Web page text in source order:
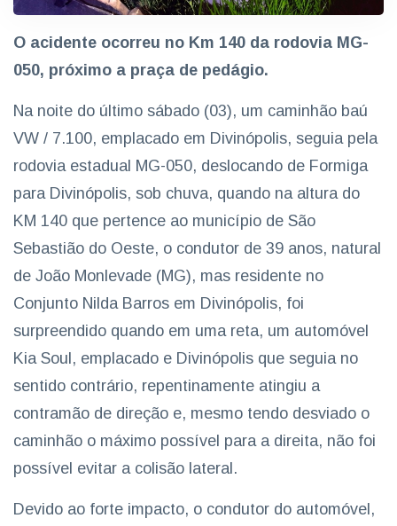
O acidente ocorreu no Km 140 da rodovia MG-
050, próximo a praça de pedágio.
Na noite do último sábado (03), um caminhão baú
VW / 7.100, emplacado em Divinópolis, seguia pela
rodovia estadual MG-050, deslocando de Formiga
para Divinópolis, sob chuva, quando na altura do
KM 140 que pertence ao município de São
Sebastião do Oeste, o condutor de 39 anos, natural
de João Monlevade (MG), mas residente no
Conjunto Nilda Barros em Divinópolis, foi
surpreendido quando em uma reta, um automóvel
Kia Soul, emplacado e Divinópolis que seguia no
sentido contrário, repentinamente atingiu a
contramão de direção e, mesmo tendo desviado o
caminhão o máximo possível para a direita, não foi
possível evitar a colisão lateral.
Devido ao forte impacto, o condutor do automóvel,